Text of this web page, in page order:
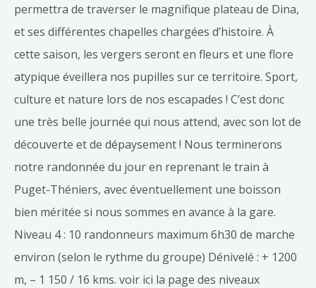
permettra de traverser le magnifique plateau de Dina,
et ses différentes chapelles chargées d’histoire. À
cette saison, les vergers seront en fleurs et une flore
atypique éveillera nos pupilles sur ce territoire. Sport,
culture et nature lors de nos escapades ! C’est donc
une très belle journée qui nous attend, avec son lot de
découverte et de dépaysement ! Nous terminerons
notre randonnée du jour en reprenant le train à
Puget-Théniers, avec éventuellement une boisson
bien méritée si nous sommes en avance à la gare.
Niveau 4 : 10 randonneurs maximum 6h30 de marche
environ (selon le rythme du groupe) Dénivelé : + 1200
m, – 1 150 / 16 kms. voir ici la page des niveaux